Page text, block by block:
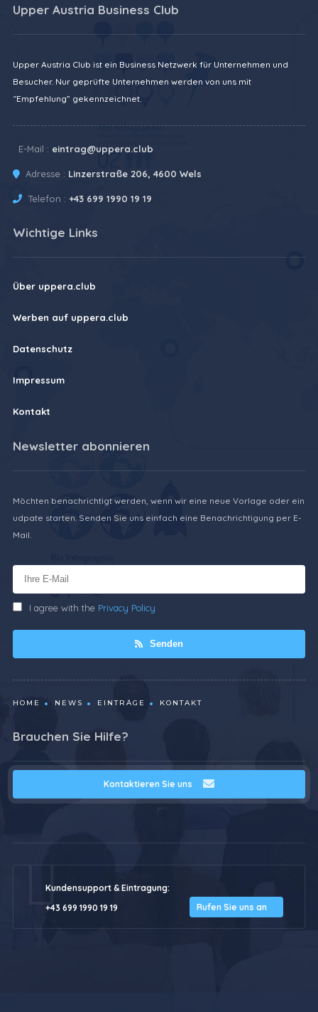
Upper Austria Business Club
Upper Austria Club ist ein Business Netzwerk für Unternehmen und
Besucher. Nur geprüfte Unternehmen werden von uns mit
“Empfehlung” gekennzeichnet.
E-Mail : eintrag@uppera.club
Adresse : Linzerstraße 206, 4600 Wels
Telefon : +43 699 1990 19 19
Wichtige Links
Über uppera.club
Werben auf uppera.club
Datenschutz
Impressum
Kontakt
Newsletter abonnieren
Möchten benachrichtigt werden, wenn wir eine neue Vorlage oder ein
udpate starten. Senden Sie uns einfach eine Benachrichtigung per E-
Mail.
I agree with the Privacy Policy
Senden
HOME NEWS EINTRÄGE KONTAKT
Brauchen Sie Hilfe?
Kontaktieren Sie uns
Kundensupport & Eintragung:
+43 699 1990 19 19
Rufen Sie uns an